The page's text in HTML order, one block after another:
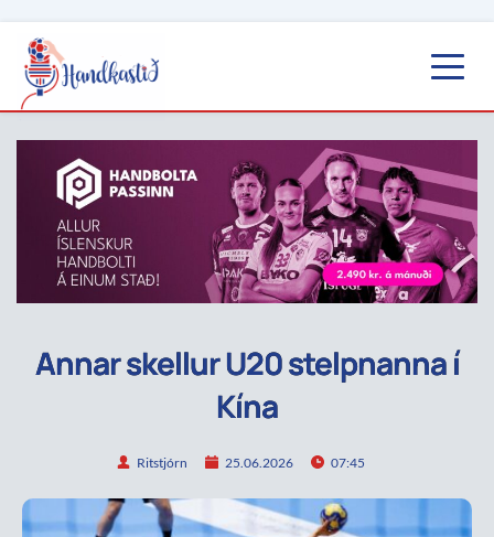
Annar skellur U20 stelpnanna í
Kína
Ritstjórn 25.06.2026 07:45